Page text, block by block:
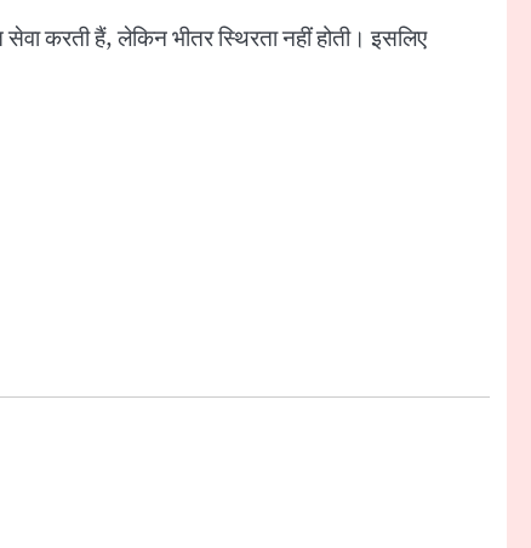
करती हैं, लेकिन भीतर स्थिरता नहीं होती। इसलिए